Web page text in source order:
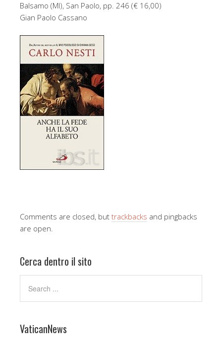
Balsamo (MI), San Paolo, pp. 246 (€ 16,00)
Gian Paolo Cassano
Comments are closed, but trackbacks and pingbacks
are open.
Cerca dentro il sito
VaticanNews